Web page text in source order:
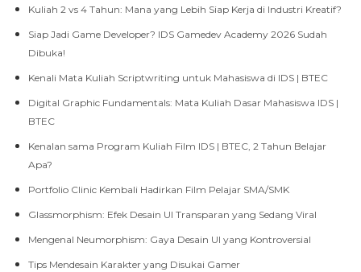
Kuliah 2 vs 4 Tahun: Mana yang Lebih Siap Kerja di Industri Kreatif?
Siap Jadi Game Developer? IDS Gamedev Academy 2026 Sudah
Dibuka!
Kenali Mata Kuliah Scriptwriting untuk Mahasiswa di IDS | BTEC
Digital Graphic Fundamentals: Mata Kuliah Dasar Mahasiswa IDS |
BTEC
Kenalan sama Program Kuliah Film IDS | BTEC, 2 Tahun Belajar
Apa?
Portfolio Clinic Kembali Hadirkan Film Pelajar SMA/SMK
Glassmorphism: Efek Desain UI Transparan yang Sedang Viral
Mengenal Neumorphism: Gaya Desain UI yang Kontroversial
Tips Mendesain Karakter yang Disukai Gamer